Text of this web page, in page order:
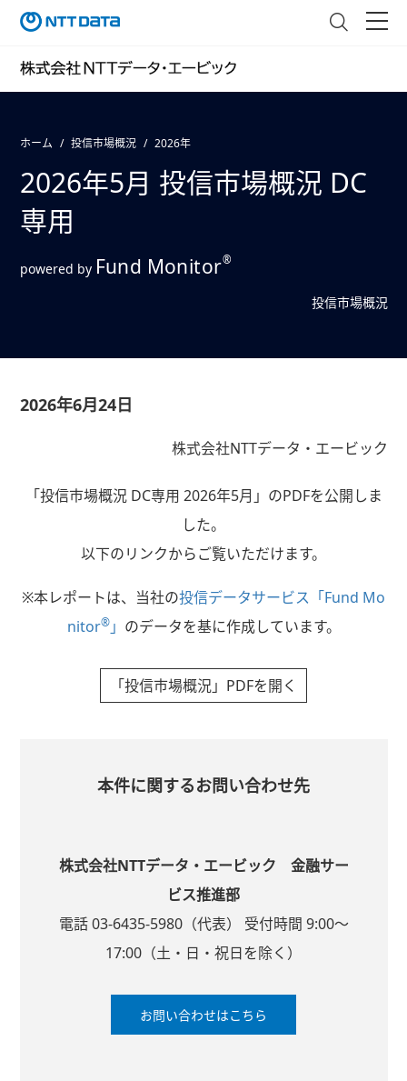
ホーム 投信市場概況 2026年
2026年5月 投信市場概況 DC
専用
powered by Fund Monitor®
投信市場概況
2026年6月24日
株式会社NTTデータ・エービック
「投信市場概況 DC専用 2026年5月」のPDFを公開しま
した。
以下のリンクからご覧いただけます。
※本レポートは、当社の投信データサービス「Fund Mo
nitor®」 のデータを基に作成しています。
「投信市場概況」PDFを開く
本件に関するお問い合わせ先
株式会社NTTデータ・エービック 金融サー
ビス推進部
電話 03-6435-5980（代表） 受付時間 9:00～
17:00（土・日・祝日を除く）
お問い合わせはこちら